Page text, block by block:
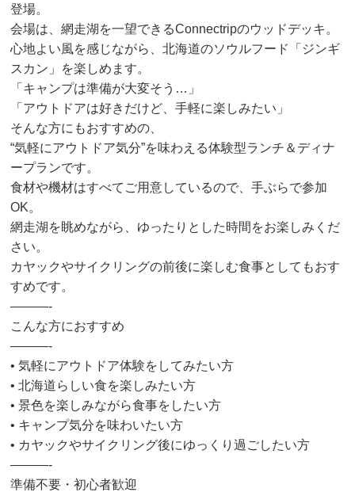
登場。
会場は、網⾛湖を⼀望できるConnectripのウッドデッキ。
⼼地よい⾵を感じながら、北海道のソウルフード「ジンギ
スカン」を楽しめます。
「キャンプは準備が⼤変そう…」
「アウトドアは好きだけど、⼿軽に楽しみたい」
そんな⽅にもおすすめの、
“気軽にアウトドア気分”を味わえる体験型ランチ＆ディナ
ープランです。
⾷材や機材はすべてご⽤意しているので、⼿ぶらで参加
OK。
網⾛湖を眺めながら、ゆったりとした時間をお楽しみくだ
さい。
カヤックやサイクリングの前後に楽しむ⾷事としてもおす
すめです。
———-
こんな⽅におすすめ
———-
• 気軽にアウトドア体験をしてみたい⽅
• 北海道らしい⾷を楽しみたい⽅
• 景⾊を楽しみながら⾷事をしたい⽅
• キャンプ気分を味わいたい⽅
• カヤックやサイクリング後にゆっくり過ごしたい⽅
———-
準備不要・初⼼者歓迎